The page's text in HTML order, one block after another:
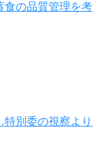
食の品質管理を考
別委の視察より